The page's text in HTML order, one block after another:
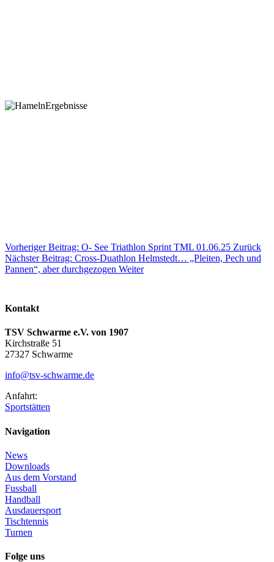
Vorheriger Beitrag: O- See Triathlon Sprint TML 01.06.25 Zurück
Nächster Beitrag: Cross-Duathlon Helmstedt… „Pleiten, Pech und
Pannen“, aber durchgezogen Weiter
Kontakt
TSV Schwarme e.V. von 1907
Kirchstraße 51
27327 Schwarme
info@tsv-schwarme.de
Anfahrt:
Sportstätten
Navigation
News
Downloads
Aus dem Vorstand
Fussball
Handball
Ausdauersport
Tischtennis
Turnen
Folge uns